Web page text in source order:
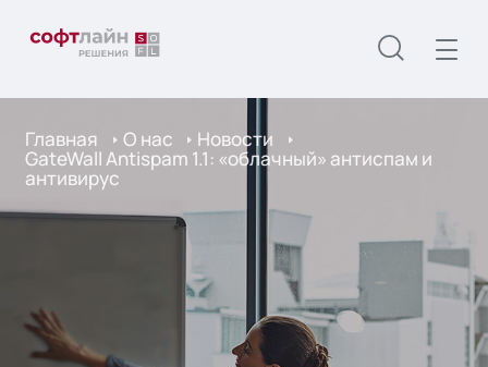
Главная О нас Новости
GateWall Antispam 1.1: «облачный» антиспам и
антивирус